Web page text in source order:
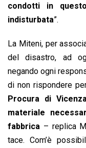
condotti in
indisturbata”.
La Miteni, per
del disastro, ad
negando ogni
di non rispondere
Procura di
materiale
fabbrica – replica
tace. Com’è